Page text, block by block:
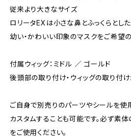
従来より大きなサイズ
ロリータEXは小さな鼻とふっくらとし
幼い・かわいい印象のマスクをご希望
付属ウィッグ：ミドル ／ ゴールド
後頭部の取り付け・ウィッグの取り付け
ご自身で別売りのパーツやシールを使
カスタムすることも可能です。必ず素
をご使用ください。